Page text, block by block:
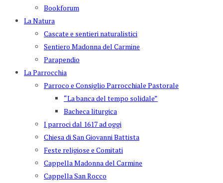
Bookforum
La Natura
Cascate e sentieri naturalistici
Sentiero Madonna del Carmine
Parapendio
La Parrocchia
Parroco e Consiglio Parrocchiale Pastorale
“La banca del tempo solidale”
Bacheca liturgica
I parroci dal 1617 ad oggi
Chiesa di San Giovanni Battista
Feste religiose e Comitati
Cappella Madonna del Carmine
Cappella San Rocco